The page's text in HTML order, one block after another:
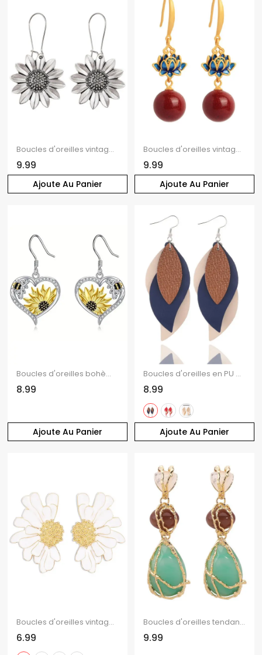
Ajoute Au Panier
Boucles d'oreilles vintage en forme de tournesol, style bohème, pendantes
9.99
Ajoute Au Panier
Boucles d'oreilles vintage Lotus Floral Cercle Rétro Pendantes
9.99
Ajoute Au Panier
Boucles d'oreilles bohèmes en strass, cœur, tournesol, abeille, pendantes
8.99
Ajoute Au Panier
Boucles d'oreilles en PU à plusieurs niveaux en forme de feuille et colorblock
8.99
Boucles d'oreilles vintage élégantes en forme de fleur
6.99
Boucles d'oreilles tendance en pierre géométrique en forme de goutte
9.99